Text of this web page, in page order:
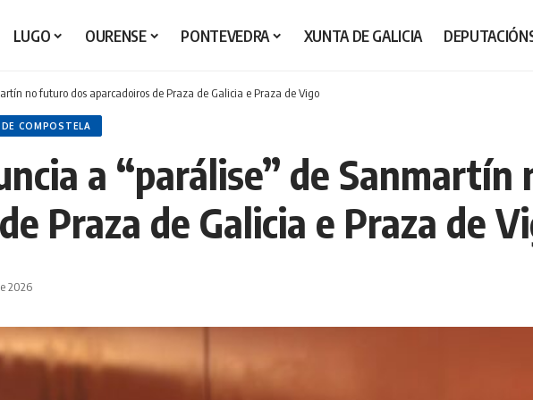
LUGO OURENSE PONTEVEDRA XUNTA DE GALICIA
no futuro dos aparcadoiros de Praza de Galicia e Praza de Vigo
COMPOSTELA
a “parálise” de
Praza de Galicia e Praza de
2026